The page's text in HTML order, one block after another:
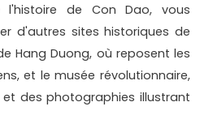
l'histoire de Con Dao, vous
d'autres sites historiques de
Hang Duong, où reposent les
et le musée révolutionnaire,
des photographies illustrant